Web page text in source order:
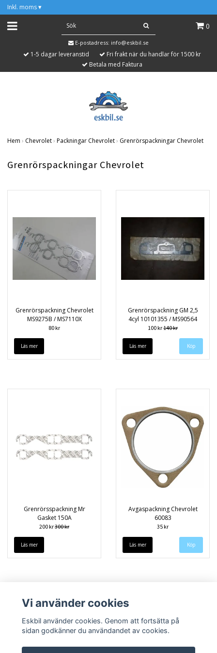
Inkl. moms ▾
0
E-postadress: info@eskbil.se
1-5 dagar leveranstid
Fri frakt när du handlar för 1500 kr
Betala med Faktura
Hem › Chevrolet› Packningar Chevrolet› Grenrörspackningar Chevrolet
Grenrörspackningar Chevrolet
Grenrörspackning Chevrolet
MS9275B / MS7110X
80 kr
Läs mer
Grenrörspackning GM 2,5
4cyl 10101355 / MS90564
100 kr140 kr
Läs mer
Grenrörsspackning Mr
Gasket 150A
200 kr300 kr
Läs mer
Avgaspackning Chevrolet
60083
35 kr
Läs mer
Vi använder cookies
Eskbil använder cookies. Genom att fortsätta på
sidan godkänner du användandet av cookies.